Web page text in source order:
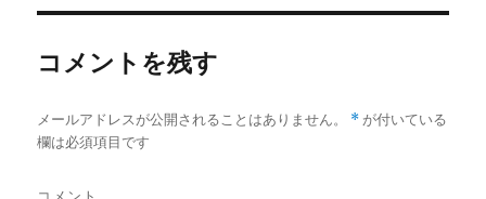
コメントを残す
メールアドレスが公開されることはありません。 * が付いている
欄は必須項目です